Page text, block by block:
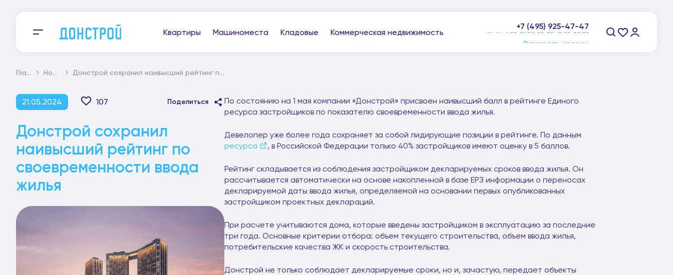
Квартиры Машиноместа Кладовые Коммерческая недвижимость
+7 (495) 925-47-47
пн-пт: 9:00-21:00, сб-вс: 10:00-20:00
Главная Новости Донстрой сохранил наивысший рейтинг по своевременности ввода жилья
21.05.2024 107 Поделиться
Донстрой сохранил
наивысший рейтинг по
своевременности ввода
жилья
По состоянию на 1 мая компании «Донстрой» присвоен наивысший балл в рейтинге Единого
ресурса застройщиков по показателю своевременности ввода жилья.
Девелопер уже более года сохраняет за собой лидирующие позиции в рейтинге. По данным
ресурса
, в Российской Федерации только 40% застройщиков имеют оценку в 5 баллов.
Рейтинг складывается из соблюдения застройщиком декларируемых сроков ввода жилья. Он
рассчитывается автоматически на основе накопленной в базе ЕРЗ информации о переносах
декларируемой даты ввода жилья, определяемой на основании первых опубликованных
застройщиком проектных деклараций.
При расчете учитываются дома, которые введены застройщиком в эксплуатацию за последние
три года. Основные критерии отбора: объем текущего строительства, объем ввода жилья,
потребительские качества ЖК и скорость строительства.
Донстрой не только соблюдает декларируемые сроки, но и, зачастую, передает объекты